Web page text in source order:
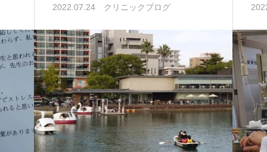
2022.07.24 クリニックブログ